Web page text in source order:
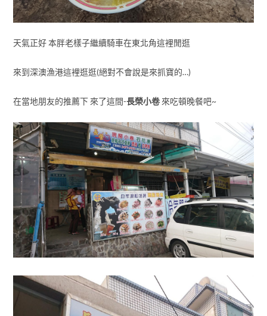
天氣正好 本胖老樣子繼續騎車在東北角這裡閒逛
來到深澳漁港這裡逛逛(絕對不會說是來抓寶的…)
在當地朋友的推薦下 來了這間-長榮小卷來吃頓晚餐吧~